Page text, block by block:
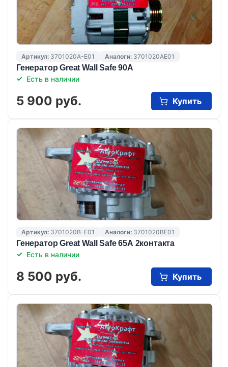
Артикул: 3701020A-E01 Аналоги: 3701020AE01
Генератор Great Wall Safe 90А
Есть в наличии
5 900 руб. Купить
Артикул: 3701020B-E01 Аналоги: 3701020BE01
Генератор Great Wall Safe 65А 2контакта
Есть в наличии
8 500 руб. Купить